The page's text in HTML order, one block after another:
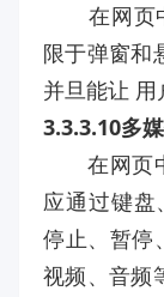
在网页中
限于弹窗和
并旦能让 用
3.3.3.10多
在网页中
应通过键盘
停止、暂停
视频、音频